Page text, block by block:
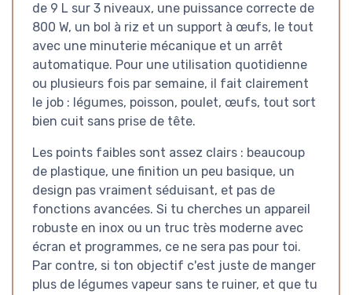
de 9 L sur 3 niveaux, une puissance correcte de
800 W, un bol à riz et un support à œufs, le tout
avec une minuterie mécanique et un arrêt
automatique. Pour une utilisation quotidienne
ou plusieurs fois par semaine, il fait clairement
le job : légumes, poisson, poulet, œufs, tout sort
bien cuit sans prise de tête.
Les points faibles sont assez clairs : beaucoup
de plastique, une finition un peu basique, un
design pas vraiment séduisant, et pas de
fonctions avancées. Si tu cherches un appareil
robuste en inox ou un truc très moderne avec
écran et programmes, ce ne sera pas pour toi.
Par contre, si ton objectif c'est juste de manger
plus de légumes vapeur sans te ruiner, et que tu